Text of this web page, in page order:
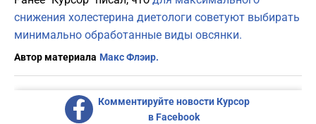
снижения холестерина диетологи советуют выбирать
минимально обработанные виды овсянки.
Автор материала Макс Флэир.
Комментируйте новости Курсор
в Facebook